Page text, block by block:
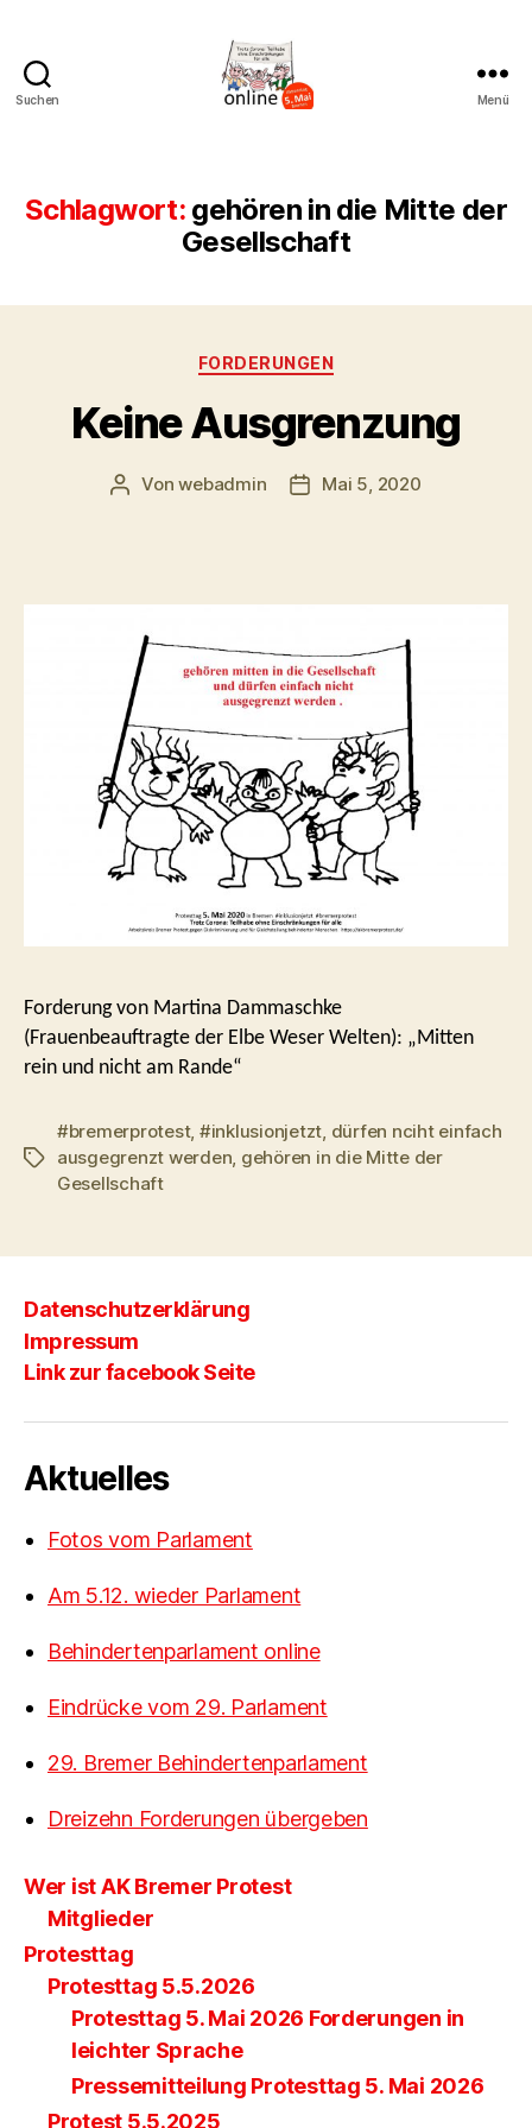
Suchen Menü
Schlagwort: gehören in die Mitte der
Gesellschaft
Kategorien
FORDERUNGEN
Keine Ausgrenzung
Beitragsautor
Vonwebadmin Beitragsdatum
Mai 5, 2020
Forderung von Martina Dammaschke
(Frauenbeauftragte der Elbe Weser Welten): „Mitten
rein und nicht am Rande“
Schlagwörter
#bremerprotest, #inklusionjetzt dürfen nciht einfach
ausgegrenzt werden gehören in die Mitte der
Gesellschaft
Datenschutzerklärung
Impressum
Link zur facebook Seite
Aktuelles
Fotos vom Parlament
Am 5.12. wieder Parlament
Behindertenparlament online
Eindrücke vom 29. Parlament
29. Bremer Behindertenparlament
Dreizehn Forderungen übergeben
Wer ist AK Bremer Protest
Mitglieder
Protesttag
Protesttag 5.5.2026
Protesttag 5. Mai 2026 Forderungen in
leichter Sprache
Pressemitteilung Protesttag 5. Mai 2026
Protest 5.5.2025